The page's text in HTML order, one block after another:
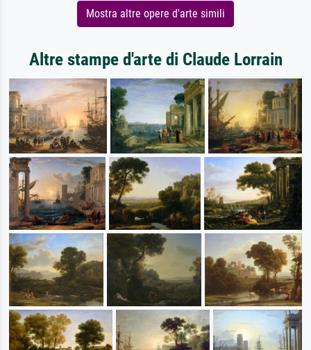
Mostra altre opere d'arte simili
Altre stampe d'arte di Claude Lorrain